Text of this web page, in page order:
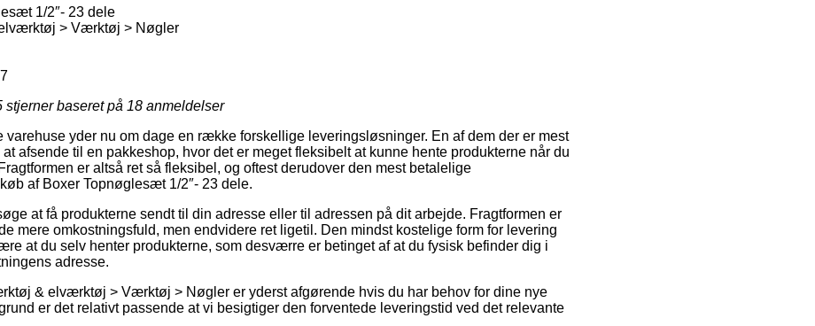
1/2″- 23 dele
> Værktøj > Nøgler
stjerner baseret på 18 anmeldelser
varehuse yder nu om dage en række forskellige leveringsløsninger. En af dem der er mest
afsende til en pakkeshop, hvor det er meget fleksibelt at kunne hente produkterne når du
er altså ret så fleksibel, og oftest derudover den mest betalelige
af Boxer Topnøglesæt 1/2″- 23 dele.
at få produkterne sendt til din adresse eller til adressen på dit arbejde. Fragtformen er
mere omkostningsfuld, men endvidere ret ligetil. Den mindst kostelige form for levering
at du selv henter produkterne, som desværre er betinget af at du fysisk befinder dig i
adresse.
& elværktøj > Værktøj > Nøgler er yderst afgørende hvis du har behov for dine nye
er det relativt passende at vi besigtiger den forventede leveringstid ved det relevante